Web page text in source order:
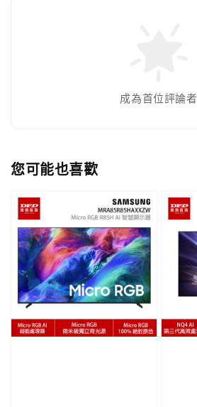
成為首位評論者
您可能也喜歡